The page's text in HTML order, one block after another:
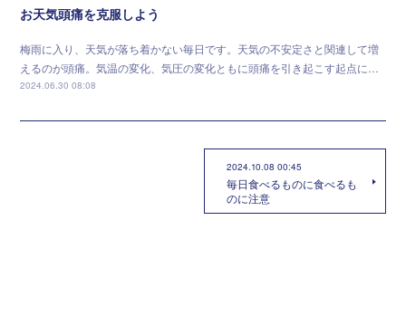
お天気頭痛を克服しよう
梅雨に入り、天気が落ち着かない毎日です。天気の不安定さと関連して増
えるのが頭痛。気温の変化、気圧の変化ともに頭痛を引き起こす起点に…
2024.06.30 08:08
2024.10.08 00:45
毎日食べるものに食べるも
のに注意